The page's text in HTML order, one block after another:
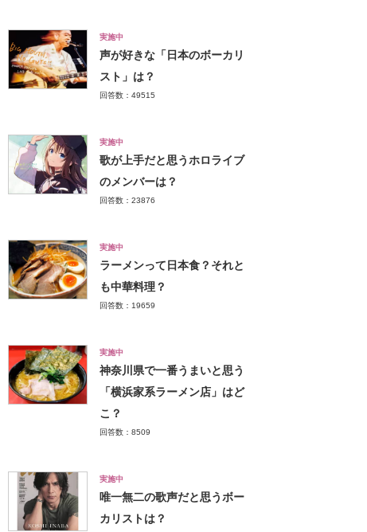
実施中
声が好きな「日本のボーカリ
スト」は？
回答数：49515
実施中
歌が上手だと思うホロライブ
のメンバーは？
回答数：23876
実施中
ラーメンって日本食？それと
も中華料理？
回答数：19659
実施中
神奈川県で一番うまいと思う
「横浜家系ラーメン店」はど
こ？
回答数：8509
実施中
唯一無二の歌声だと思うボー
カリストは？